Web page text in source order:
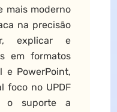
mais moderno
na precisão
explicar e
em formatos
e PowerPoint,
foco no UPDF
o suporte a